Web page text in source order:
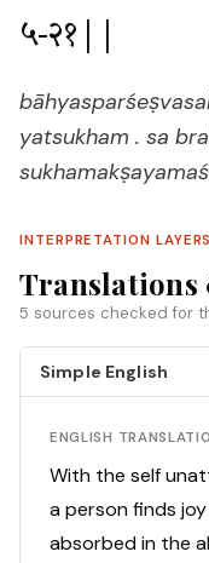
५-२१||
yatsukham . sa
INTERPRETATION LAYERS
Translations
5 sources checked for
Simple English
ENGLISH
With the self
a person finds
absorbed in the